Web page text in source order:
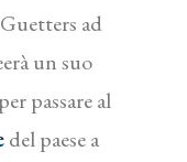
ad
un suo
passare al
del paese a